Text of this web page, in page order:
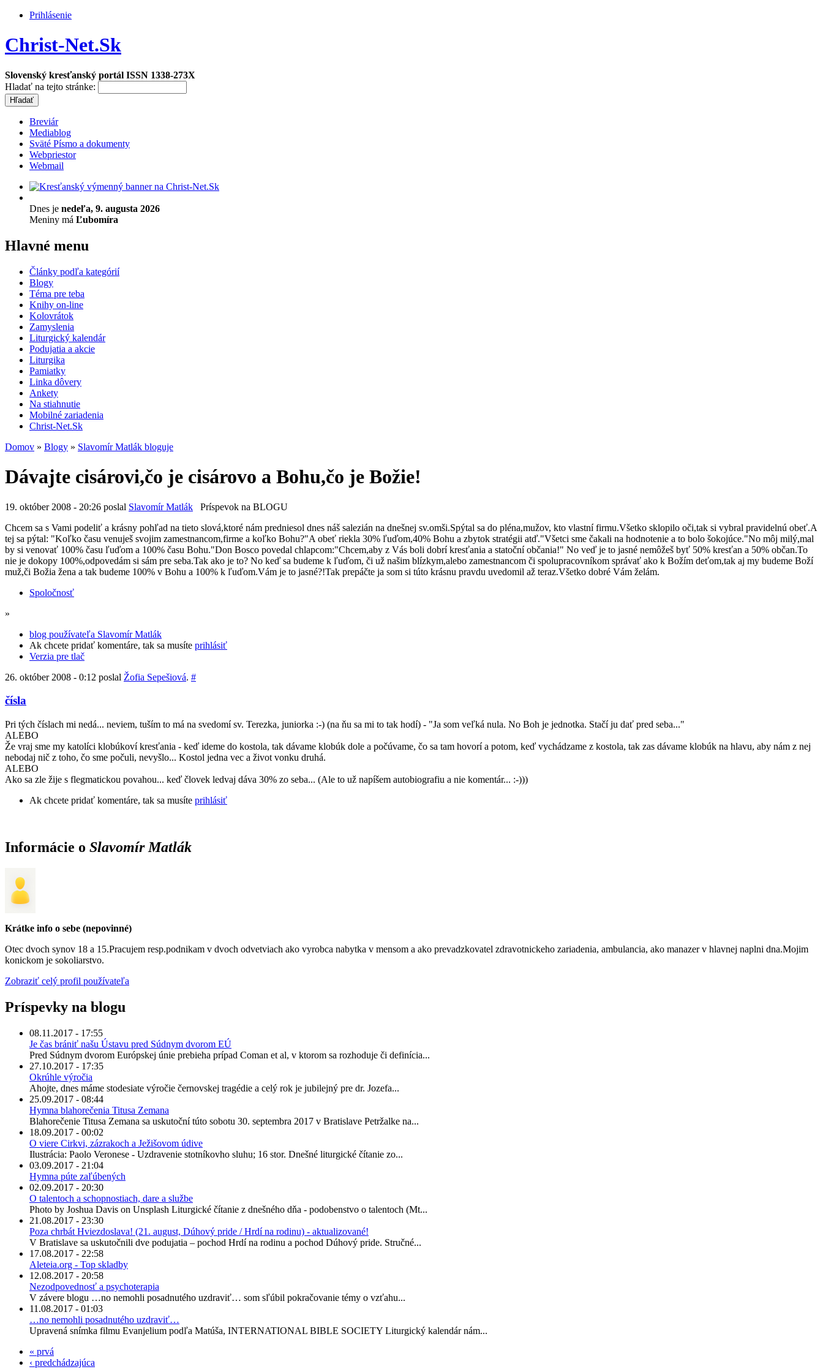
Prihlásenie
Christ-Net.Sk
Slovenský kresťanský portál ISSN 1338-273X
Hladať na tejto stránke:
Breviár
Mediablog
Sväté Písmo a dokumenty
Webpriestor
Webmail
Dnes je nedeľa, 9. augusta 2026
Meniny má Ľubomíra
Hlavné menu
Články podľa kategórií
Blogy
Téma pre teba
Knihy on-line
Kolovrátok
Zamyslenia
Liturgický kalendár
Podujatia a akcie
Liturgika
Pamiatky
Linka dôvery
Ankety
Na stiahnutie
Mobilné zariadenia
Christ-Net.Sk
Domov » Blogy » Slavomír Matlák bloguje
Dávajte cisárovi,čo je cisárovo a Bohu,čo je Božie!
19. október 2008 - 20:26 poslal Slavomír Matlák Príspevok na BLOGU
Chcem sa s Vami podeliť a krásny pohľad na tieto slová,ktoré nám predniesol dnes náš salezián na dnešnej sv.omši.Spýtal sa do pléna,mužov, kto vlastní firmu.Všetko sklopilo oči,tak si vybral pravidelnú obeť.A
tej sa pýtal: "Koľko času venuješ svojim zamestnancom,firme a koľko Bohu?"A obeť riekla 30% ľuďom,40% Bohu a zbytok stratégii atď."Všetci sme čakali na hodnotenie a to bolo šokojúce."No môj milý,mal
by si venovať 100% času ľuďom a 100% času Bohu."Don Bosco povedal chlapcom:"Chcem,aby z Vás boli dobrí kresťania a statoční občania!" No veď je to jasné nemôžeš byť 50% kresťan a 50% občan.To
nie je dokopy 100%,odpovedám si sám pre seba.Tak ako je to? No keď sa budeme k ľuďom, či už našim blízkym,alebo zamestnancom či spolupracovníkom správať ako k Božím deťom,tak aj my budeme Boží
muž,či Božia žena a tak budeme 100% v Bohu a 100% k ľuďom.Vám je to jasné?!Tak prepáčte ja som si túto krásnu pravdu uvedomil až teraz.Všetko dobré Vám želám.
Spoločnosť
»
blog používateľa Slavomír Matlák
Ak chcete pridať komentáre, tak sa musíte prihlásiť
Verzia pre tlač
26. október 2008 - 0:12 poslal Žofia Sepešiová. #
čísla
Pri tých číslach mi nedá... neviem, tuším to má na svedomí sv. Terezka, juniorka :-) (na ňu sa mi to tak hodí) - "Ja som veľká nula. No Boh je jednotka. Stačí ju dať pred seba..."
ALEBO
Že vraj sme my katolíci klobúkoví kresťania - keď ideme do kostola, tak dávame klobúk dole a počúvame, čo sa tam hovorí a potom, keď vychádzame z kostola, tak zas dávame klobúk na hlavu, aby nám z nej
nebodaj nič z toho, čo sme počuli, nevyšlo... Kostol jedna vec a život vonku druhá.
ALEBO
Ako sa zle žije s flegmatickou povahou... keď človek ledvaj dáva 30% zo seba... (Ale to už napíšem autobiografiu a nie komentár... :-)))
Ak chcete pridať komentáre, tak sa musíte prihlásiť
Informácie o Slavomír Matlák
Krátke info o sebe (nepovinné)
Otec dvoch synov 18 a 15.Pracujem resp.podnikam v dvoch odvetviach ako vyrobca nabytka v mensom a ako prevadzkovatel zdravotnickeho zariadenia, ambulancia, ako manazer v hlavnej naplni dna.Mojim
konickom je sokoliarstvo.
Zobraziť celý profil používateľa
Príspevky na blogu
08.11.2017 - 17:55
Je čas brániť našu Ústavu pred Súdnym dvorom EÚ
Pred Súdnym dvorom Európskej únie prebieha prípad Coman et al, v ktorom sa rozhoduje či definícia...
27.10.2017 - 17:35
Okrúhle výročia
Ahojte, dnes máme stodesiate výročie černovskej tragédie a celý rok je jubilejný pre dr. Jozefa...
25.09.2017 - 08:44
Hymna blahorečenia Titusa Zemana
Blahorečenie Titusa Zemana sa uskutoční túto sobotu 30. septembra 2017 v Bratislave Petržalke na...
18.09.2017 - 00:02
O viere Cirkvi, zázrakoch a Ježišovom údive
Ilustrácia: Paolo Veronese - Uzdravenie stotníkovho sluhu; 16 stor. Dnešné liturgické čítanie zo...
03.09.2017 - 21:04
Hymna púte zaľúbených
02.09.2017 - 20:30
O talentoch a schopnostiach, dare a službe
Photo by Joshua Davis on Unsplash Liturgické čítanie z dnešného dňa - podobenstvo o talentoch (Mt...
21.08.2017 - 23:30
Poza chrbát Hviezdoslava! (21. august, Dúhový pride / Hrdí na rodinu) - aktualizované!
V Bratislave sa uskutočnili dve podujatia – pochod Hrdí na rodinu a pochod Dúhový pride. Stručné...
17.08.2017 - 22:58
Aleteia.org - Top skladby
12.08.2017 - 20:58
Nezodpovednosť a psychoterapia
V závere blogu …no nemohli posadnutého uzdraviť… som sľúbil pokračovanie témy o vzťahu...
11.08.2017 - 01:03
…no nemohli posadnutého uzdraviť…
Upravená snímka filmu Evanjelium podľa Matúša, INTERNATIONAL BIBLE SOCIETY Liturgický kalendár nám...
« prvá
‹ predchádzajúca